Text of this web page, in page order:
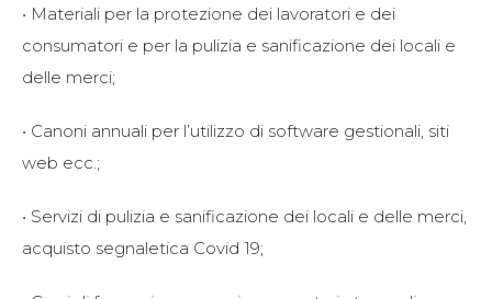
• Materiali per la protezione dei lavoratori e dei
consumatori e per la pulizia e sanificazione dei locali e
delle merci;
• Canoni annuali per l’utilizzo di software gestionali, siti
web ecc.;
• Servizi di pulizia e sanificazione dei locali e delle merci,
acquisto segnaletica Covid 19;